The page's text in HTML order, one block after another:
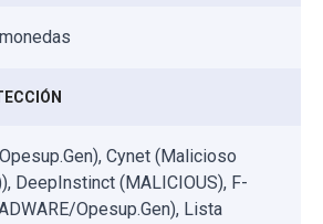
Cynet (Malicioso
DeepInstinct (MALICIOUS), F-
Opesup.Gen), Lista